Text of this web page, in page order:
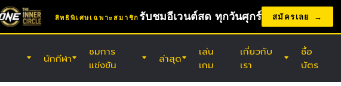
สิทธิพิเศษเฉพาะสมาชิก รับชมอีเวนต์สด ทุกวันศุกร์ สมัครเลย
นักกีฬา
ชมการ
แข่งขัน
ล่าสุด
เล่น
เกม
เกี่ยวกับ
เรา
ซื้อ
บัตร